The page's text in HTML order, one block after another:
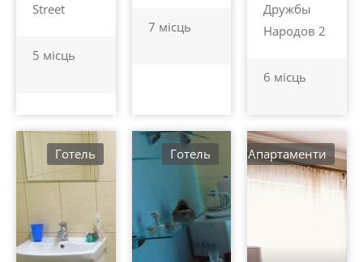
Street
5 місць
7 місць
Дружбы
Народов 2
6 місць
Готель Готель Aпартаменти